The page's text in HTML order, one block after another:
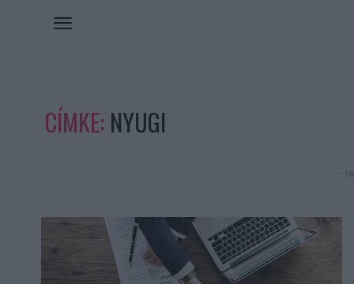
CÍMKE: NYUGI
-